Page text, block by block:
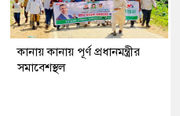
কানায় কানায় পূর্ণ প্রধানমন্ত্রীর
সমাবেশস্থল